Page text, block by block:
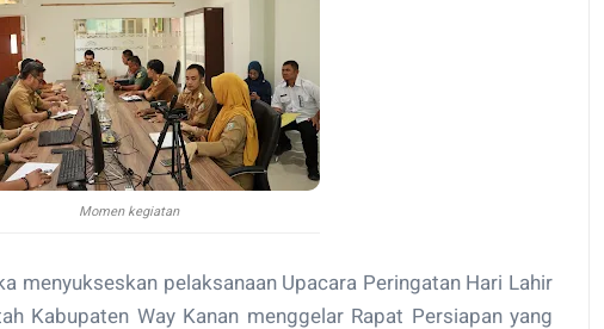
Momen kegiatan
menyukseskan pelaksanaan Upacara Peringatan Hari Lahir
Kabupaten Way Kanan menggelar Rapat Persiapan yang